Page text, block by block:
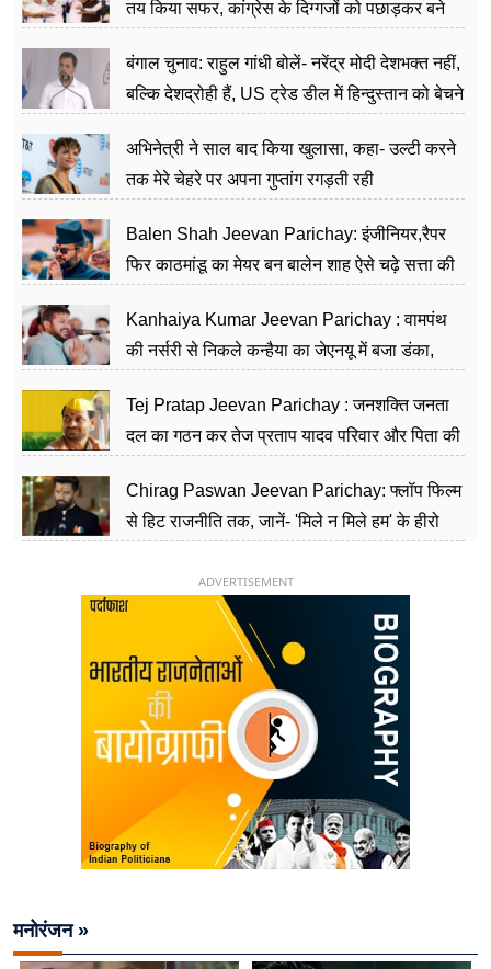
तय किया सफर, कांग्रेस के दिग्गजों को पछाड़कर बने
बंगाल चुनाव: राहुल गांधी बोलें- नरेंद्र मोदी देशभक्त नहीं,
बल्कि देशद्रोही हैं, US ट्रेड डील में हिन्दुस्तान को बेचने
अभिनेत्री ने साल बाद किया खुलासा, कहा- उल्टी करने
तक मेरे चेहरे पर अपना गुप्तांग रगड़ती रही
Balen Shah Jeevan Parichay: इंजीनियर,रैपर
फिर काठमांडू का मेयर बन बालेन शाह ऐसे चढ़े सत्ता की
Kanhaiya Kumar Jeevan Parichay : वामपंथ
की नर्सरी से निकले कन्हैया का जेएनयू में बजा डंका,
Tej Pratap Jeevan Parichay : जनशक्ति जनता
दल का गठन कर तेज प्रताप यादव परिवार और पिता की
Chirag Paswan Jeevan Parichay: फ्लॉप फिल्म
से हिट राजनीति तक, जानें- 'मिले न मिले हम' के हीरो
ADVERTISEMENT
मनोरंजन »